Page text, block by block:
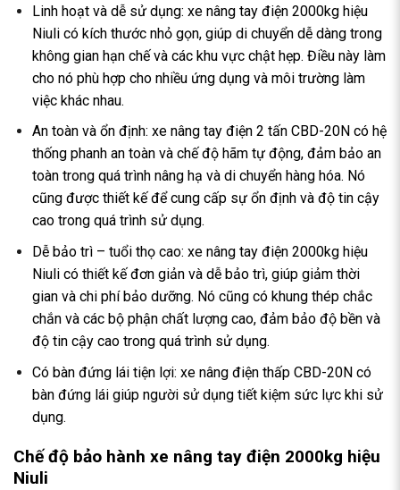
Linh hoạt và dễ sử dụng: xe nâng tay điện 2000kg hiệu
Niuli có kích thước nhỏ gọn, giúp di chuyển dễ dàng trong
không gian hạn chế và các khu vực chật hẹp. Điều này làm
cho nó phù hợp cho nhiều ứng dụng và môi trường làm
việc khác nhau.
An toàn và ổn định: xe nâng tay điện 2 tấn CBD-20N có hệ
thống phanh an toàn và chế độ hãm tự động, đảm bảo an
toàn trong quá trình nâng hạ và di chuyển hàng hóa. Nó
cũng được thiết kế để cung cấp sự ổn định và độ tin cậy
cao trong quá trình sử dụng.
Dễ bảo trì – tuổi thọ cao: xe nâng tay điện 2000kg hiệu
Niuli có thiết kế đơn giản và dễ bảo trì, giúp giảm thời
gian và chi phí bảo dưỡng. Nó cũng có khung thép chắc
chắn và các bộ phận chất lượng cao, đảm bảo độ bền và
độ tin cậy cao trong quá trình sử dụng.
Có bàn đứng lái tiện lợi: xe nâng điện thấp CBD-20N có
bàn đứng lái giúp người sử dụng tiết kiệm sức lực khi sử
dụng.
Chế độ bảo hành xe nâng tay điện 2000kg hiệu
Niuli